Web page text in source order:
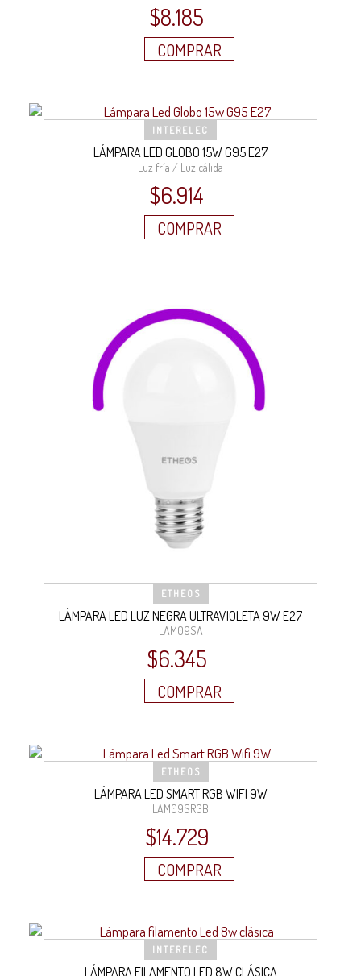
$8.185
COMPRAR
INTERELEC
LÁMPARA LED GLOBO 15W G95 E27
Luz fría / Luz cálida
$6.914
COMPRAR
ETHEOS
LÁMPARA LED LUZ NEGRA ULTRAVIOLETA 9W E27
LAM09SA
$6.345
COMPRAR
ETHEOS
LÁMPARA LED SMART RGB WIFI 9W
LAM09SRGB
$14.729
COMPRAR
INTERELEC
LÁMPARA FILAMENTO LED 8W CLÁSICA